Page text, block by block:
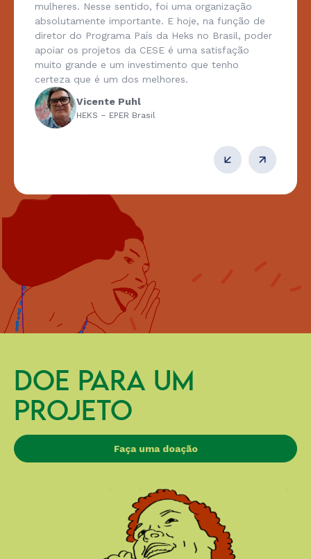
mulheres. Nesse sentido, foi uma organização
absolutamente importante. E hoje, na função de
diretor do Programa País da Heks no Brasil, poder
apoiar os projetos da CESE é uma satisfação
muito grande e um investimento que tenho
certeza que é um dos melhores.
Vicente Puhl
HEKS – EPER Brasil
DOE PARA UM
PROJETO
Faça uma doação